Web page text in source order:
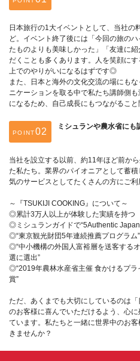
日本旅行の1大イベントとして、当社の
ど。イベント終了後には「今回の旅の
たものよりも美味しかった」「友達に
だくことも多くあります。人を笑顔に
上でのやりがいになるはずです◎
また、日本と海外の文化交流の場にも
ニケーションを取る中で私たち講師側
になるため、自己成長にもつながること
POINT
ミシュランや農水省に
当社を設立する以前、約11年ほど前か
た私たち。業界のパイオニアとして蓄
気のサービスとしてたくさんの方にご利
～『TSUKIJI COOKING』について～
◎累計3万人以上が体験した実績を持つ
◎ミシュランガイドで“5Authentic
◎“東京観光財団5年連続推薦プログラム”
◎“中小機構の外国人富裕層を送客する
選に選出”
◎“2019年農林水産省主催 食かけるプ
賞”
ただ、あくまでも大切にしているのは
のお客様に喜んでいただけるよう、心
ています。私たちと一緒に世界中のお
きませんか？